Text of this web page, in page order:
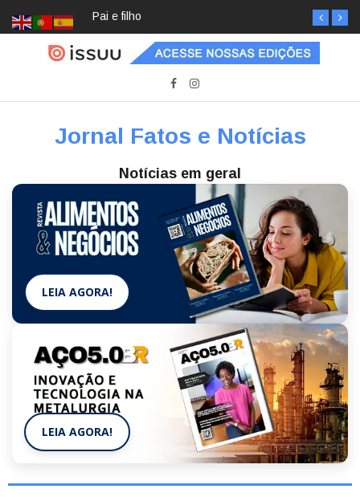
Pai e filho
Jornal Fatos e Notícias
Notícias em geral
LEIA AGORA!
LEIA AGORA!